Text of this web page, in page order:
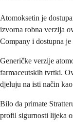
Atomoksetin je
izvorna robna verzija
Company i dostupna
Generičke verzije
farmaceutskih tvrtki.
djeluju na isti način
Bilo da primate
profil sigurnosti lijeka